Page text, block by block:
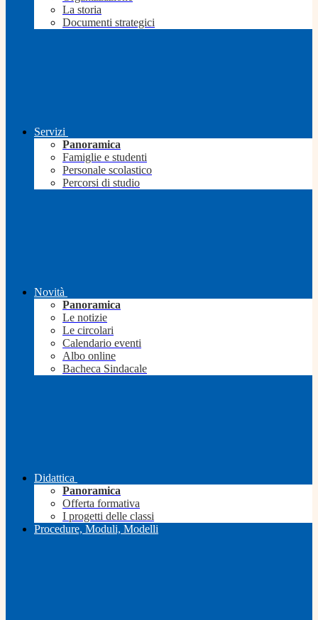
La storia
Documenti strategici
Servizi
Panoramica
Famiglie e studenti
Personale scolastico
Percorsi di studio
Novità
Panoramica
Le notizie
Le circolari
Calendario eventi
Albo online
Bacheca Sindacale
Didattica
Panoramica
Offerta formativa
I progetti delle classi
Procedure, Moduli, Modelli